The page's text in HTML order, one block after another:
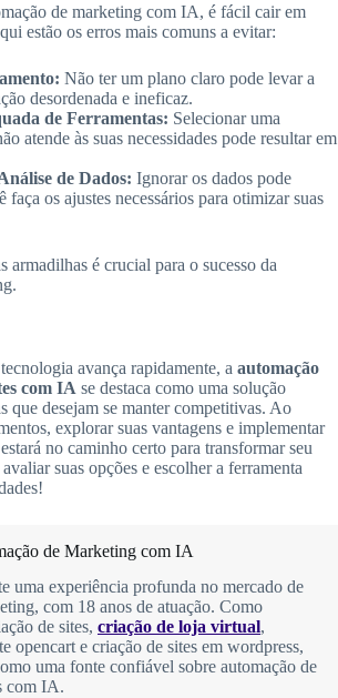
de marketing com IA, é fácil cair em
estão os erros mais comuns a evitar:
Não ter um plano claro pode levar a
desordenada e ineficaz.
de Ferramentas: Selecionar uma
atende às suas necessidades pode resultar em
de Dados: Ignorar os dados pode
faça os ajustes necessários para otimizar suas
armadilhas é crucial para o sucesso da
avança rapidamente, a automação
com IA se destaca como uma solução
que desejam se manter competitivas. Ao
explorar suas vantagens e implementar
no caminho certo para transformar seu
suas opções e escolher a ferramenta
de Marketing com IA
uma experiência profunda no mercado de
com 18 anos de atuação. Como
de sites, criação de loja virtual,
opencart e criação de sites em wordpress,
uma fonte confiável sobre automação de
com IA.